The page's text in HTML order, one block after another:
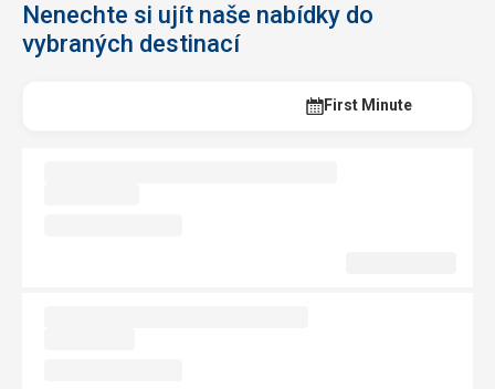
Nenechte si ujít naše nabídky do
vybraných destinací
First Minute